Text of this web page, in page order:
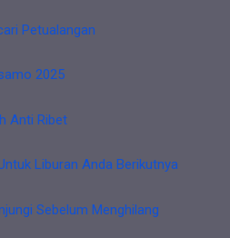
Petualangan
2025
Anti Ribet
Liburan Anda Berikutnya
Sebelum Menghilang